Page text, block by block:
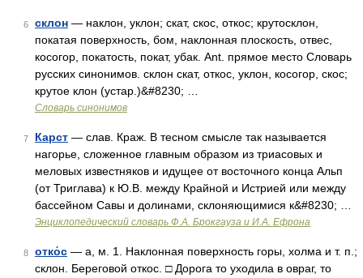
6 склон — наклон, уклон; скат, скос, откос; крутосклон,
покатая поверхность, бом, наклонная плоскость, отвес,
косогор, покатость, покат, убак. Ant. прямое место Словарь
русских синонимов. склон скат, откос, уклон, косогор, скос;
крутое клон (устар.)&#8230; …
Словарь синонимов
7 Карст — слав. Краж. В тесном смысле так называется
нагорье, сложенное главным образом из триасовых и
меловых известняков и идущее от восточного конца Альп
(от Триглава) к Ю.В. между Крайной и Истрией или между
бассейном Савы и долинами, склоняющимися к&#8230; …
Энциклопедический словарь Ф.А. Брокгауза и И.А. Ефрона
8 отко́с — а, м. 1. Наклонная поверхность горы, холма и т. п.;
склон. Береговой откос. □ Дорога то уходила в овраг, то